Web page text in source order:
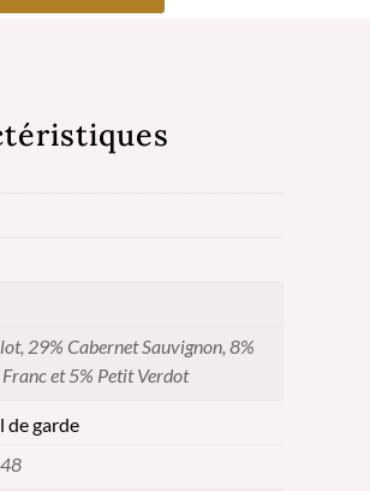
29% Cabernet Sauvignon, 8%
et 5% Petit Verdot
de garde